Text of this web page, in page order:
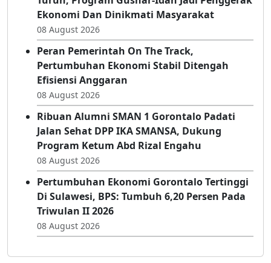
08 August 2026
Nilai Tukar Petani Naik, Angka Kemiskinan
Turun, Program Gusnar-Idah Jadi Penggerak
Ekonomi Dan Dinikmati Masyarakat
08 August 2026
Peran Pemerintah On The Track,
Pertumbuhan Ekonomi Stabil Ditengah
Efisiensi Anggaran
08 August 2026
Ribuan Alumni SMAN 1 Gorontalo Padati
Jalan Sehat DPP IKA SMANSA, Dukung
Program Ketum Abd Rizal Engahu
08 August 2026
Pertumbuhan Ekonomi Gorontalo Tertinggi
Di Sulawesi, BPS: Tumbuh 6,20 Persen Pada
Triwulan II 2026